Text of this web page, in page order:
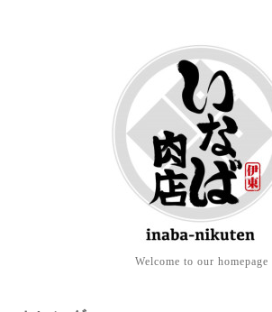
Welcome to our homepage